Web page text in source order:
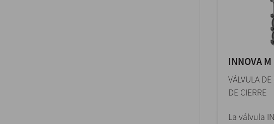
INNOVA M
VÁLVULA
DE CIERRE
La válvula